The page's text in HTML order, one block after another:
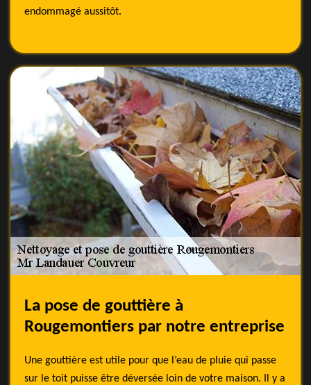
endommagé aussitôt.
La pose de gouttière à
Rougemontiers par notre entreprise
Une gouttière est utile pour que l’eau de pluie qui passe
sur le toit puisse être déversée loin de votre maison. Il y a